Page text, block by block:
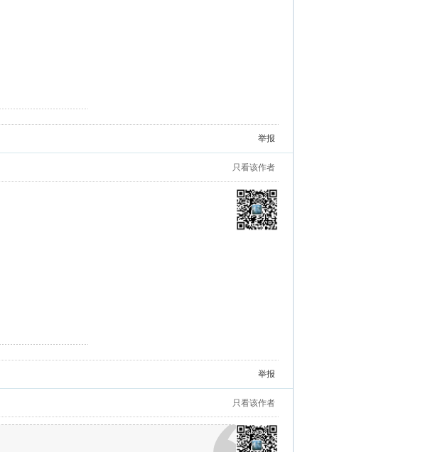
去。大家跟她握手话别后下车，目送着她独自一人驾车返回……”
举报
只看该作者
一曲囚歌明志洁，千针文绣喻松骄。丹心矢志长相守，乌鹊何须更筑
举报
只看该作者